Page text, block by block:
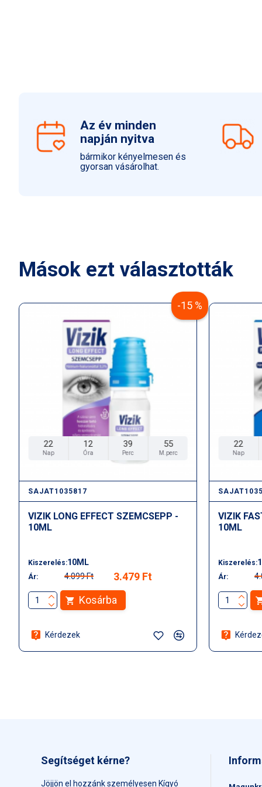
Az év minden
napján nyitva
bármikor kényelmesen és
gyorsan vásárolhat.
Mások ezt választották
-15 %
22
Nap
12
Óra
39
Perc
54
M.perc
SAJAT1035817
VIZIK LONG EFFECT SZEMCSEPP -
10ML
Kiszerelés:10ML
Ár: 4.099 Ft
3.479 Ft
Kosárba
Kérdezek
22
Nap
VIZIK
10ML
Kiszerelés:
Ár:
Segítséget kérne?
Jöjjön el hozzánk személyesen Kígyó